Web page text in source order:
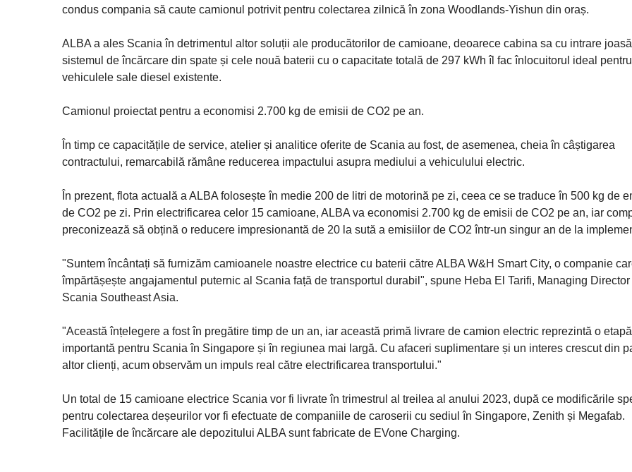
condus compania să caute camionul potrivit pentru colectarea zilnică în zona Woodlands-Yishun din oraș.
ALBA a ales Scania în detrimentul altor soluții ale producătorilor de camioane, deoarece cabina sa cu intrare
sistemul de încărcare din spate și cele nouă baterii cu o capacitate totală de 297 kWh îl fac înlocuitorul ideal pentru
vehiculele sale diesel existente.
Camionul proiectat pentru a economisi 2.700 kg de emisii de CO2 pe an.
În timp ce capacitățile de service, atelier și analitice oferite de Scania au fost, de asemenea, cheia în câștigarea
contractului, remarcabilă rămâne reducerea impactului asupra mediului a vehiculului electric.
În prezent, flota actuală a ALBA folosește în medie 200 de litri de motorină pe zi, ceea ce se traduce în 500 kg de
de CO2 pe zi. Prin electrificarea celor 15 camioane, ALBA va economisi 2.700 kg de emisii de CO2 pe an, iar
preconizează să obțină o reducere impresionantă de 20 la sută a emisiilor de CO2 într-un singur an de la
"Suntem încântați să furnizăm camioanele noastre electrice cu baterii către ALBA W&H Smart City, o companie
împărtășește angajamentul puternic al Scania față de transportul durabil", spune Heba El Tarifi, Managing Director
Scania Southeast Asia.
"Această înțelegere a fost în pregătire timp de un an, iar această primă livrare de camion electric reprezintă o etapă
importantă pentru Scania în Singapore și în regiunea mai largă. Cu afaceri suplimentare și un interes crescut din
altor clienți, acum observăm un impuls real către electrificarea transportului."
Un total de 15 camioane electrice Scania vor fi livrate în trimestrul al treilea al anului 2023, după ce modificările
pentru colectarea deșeurilor vor fi efectuate de companiile de caroserii cu sediul în Singapore, Zenith și Megafab.
Facilitățile de încărcare ale depozitului ALBA sunt fabricate de EVone Charging.